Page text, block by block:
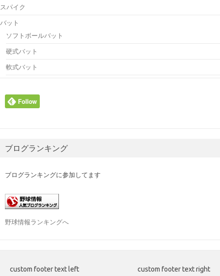
スパイク
バット
ソフトボールバット
硬式バット
軟式バット
ブログランキング
ブログランキングに参加してます
野球情報ランキングへ
custom footer text left custom footer text right